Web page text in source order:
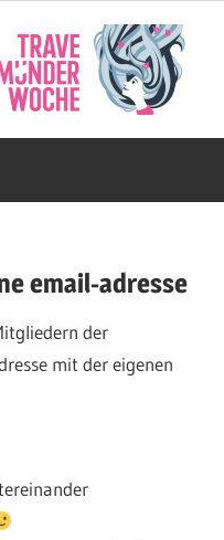
email-adresse
der
mit der eigenen